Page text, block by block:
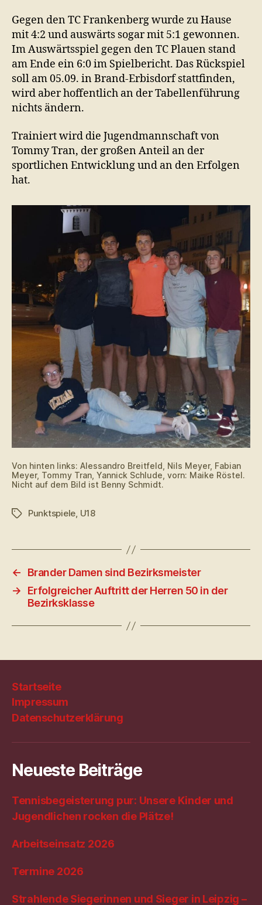
Gegen den TC Frankenberg wurde zu Hause
mit 4:2 und auswärts sogar mit 5:1 gewonnen.
Im Auswärtsspiel gegen den TC Plauen stand
am Ende ein 6:0 im Spielbericht. Das Rückspiel
soll am 05.09. in Brand-Erbisdorf stattfinden,
wird aber hoffentlich an der Tabellenführung
nichts ändern.
Trainiert wird die Jugendmannschaft von
Tommy Tran, der großen Anteil an der
sportlichen Entwicklung und an den Erfolgen
hat.
Von hinten links: Alessandro Breitfeld, Nils Meyer, Fabian
Meyer, Tommy Tran, Yannick Schlude, vorn: Maike Röstel.
Nicht auf dem Bild ist Benny Schmidt.
Schlagwörter
Punktspiele, U18
←
Brander Damen sind Bezirksmeister
→
Erfolgreicher Auftritt der Herren 50 in der
Bezirksklasse
Startseite
Impressum
Datenschutzerklärung
Neueste Beiträge
Tennisbegeisterung pur: Unsere Kinder und
Jugendlichen rocken die Plätze!
Arbeitseinsatz 2026
Termine 2026
Strahlende Siegerinnen und Sieger in Leipzig –